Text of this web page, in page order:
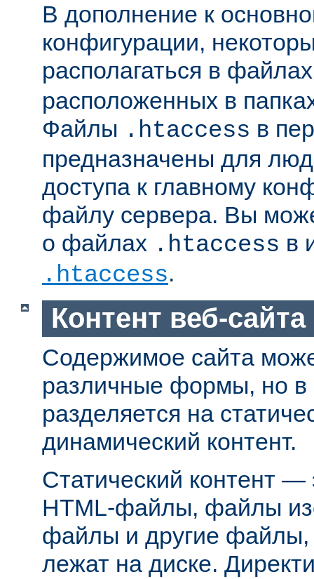
В дополнение к
конфигурации,
располагаться в
расположенных в
Файлы .htaccess в
предназначены для
доступа к главному
файлу сервера. Вы
о файлах .htaccess в
.htaccess.
Контент веб-сайта
Содержимое сайта
различные формы, но
разделяется на
динамический контент.
Статический контент —
HTML-файлы, файлы
файлы и другие файлы,
лежат на диске.